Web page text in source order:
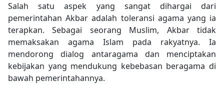
Salah satu aspek yang sangat dihargai dari
pemerintahan Akbar adalah toleransi agama yang ia
terapkan. Sebagai seorang Muslim, Akbar tidak
memaksakan agama Islam pada rakyatnya. Ia
mendorong dialog antaragama dan menciptakan
kebijakan yang mendukung kebebasan beragama di
bawah pemerintahannya.